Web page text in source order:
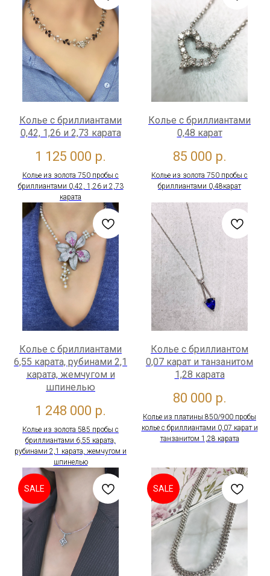
Колье с бриллиантами
0,42, 1,26 и 2,73 карата
1 125 000 р.
Колье из золота 750 пробы с
бриллиантами 0,42, 1,26 и 2,73
карата
Колье с бриллиантами
0,48 карат
85 000 р.
Колье из золота 750 пробы с
бриллиантами 0,48карат
Колье с бриллиантами
6,55 карата, рубинами 2,1
карата, жемчугом и
шпинелью
1 248 000 р.
Колье из золота 585 пробы с
бриллиантами 6,55 карата,
рубинами 2,1 карата, жемчугом и
шпинелью
Колье с бриллиантом
0,07 карат и танзанитом
1,28 карата
80 000 р.
Колье из платины 850/900 пробы
колье с бриллиантами 0,07 карат и
танзанитом 1,28 карата
SALE SALE